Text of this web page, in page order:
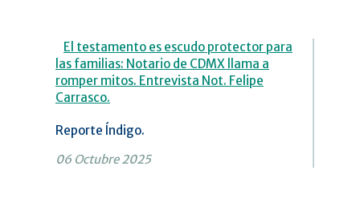
El testamento es escudo protector para
las familias: Notario de CDMX llama a
romper mitos. Entrevista Not. Felipe
Carrasco.
Reporte Índigo.
06 Octubre 2025